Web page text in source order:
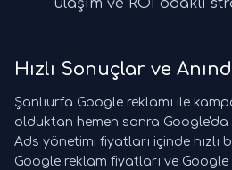
ulaşım ve ROI odaklı
Hızlı Sonuçlar ve
Şanlıurfa Google reklamı ile
olduktan hemen sonra
Ads yönetimi fiyatları içinde hızlı
Google reklam fiyatları ve